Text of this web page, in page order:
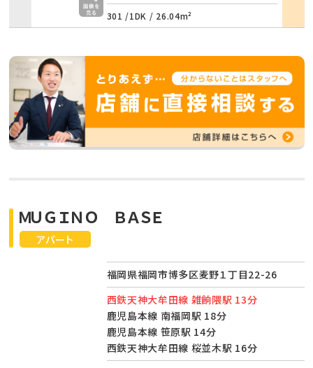
301 /1DK / 26.04m²
アパート
ＭＵＧＩＮＯ ＢＡＳＥ
福岡県福岡市博多区麦野１丁目22-26
西鉄天神大牟田線 雑餉隈駅 13分
鹿児島本線 南福岡駅 18分
鹿児島本線 笹原駅 14分
西鉄天神大牟田線 桜並木駅 16分